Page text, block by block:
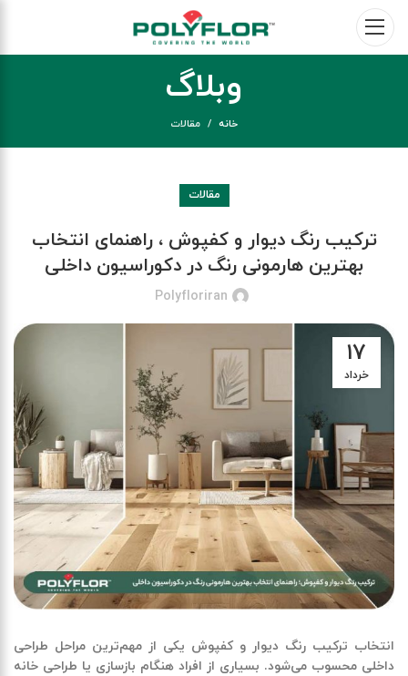
وبلاگ
خانه مقالات
مقالات
ترکیب رنگ دیوار و کفپوش ، راهنمای انتخاب
بهترین هارمونی رنگ در دکوراسیون داخلی
Polyfloriran
۱۷
خرداد
انتخاب ترکیب رنگ دیوار و کفپوش یکی از مهم‌ترین مراحل طراحی
داخلی محسوب می‌شود. بسیاری از افراد هنگام بازسازی یا طراحی خانه